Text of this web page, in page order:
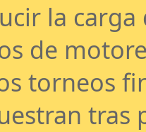
la
de
torneos
tras